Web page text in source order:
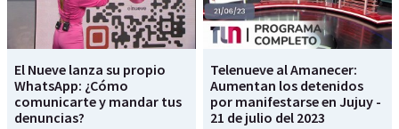
El Nueve lanza su propio
WhatsApp: ¿Cómo
comunicarte y mandar tus
denuncias?
Telenueve al Amanecer:
Aumentan los detenidos
por manifestarse en Jujuy -
21 de julio del 2023